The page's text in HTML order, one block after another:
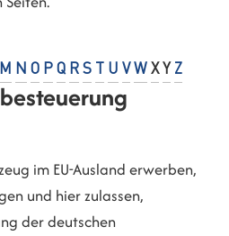
M N O P Q R S U V W X Y Z
im EU-Ausland erwerben,
und hier zulassen,
der deutschen